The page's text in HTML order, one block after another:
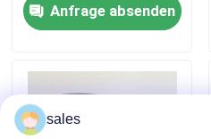
Bitte um ein Angebot
Teile für Patientenmonitore
Patientenmonitormodul
Anfrage absenden
sales